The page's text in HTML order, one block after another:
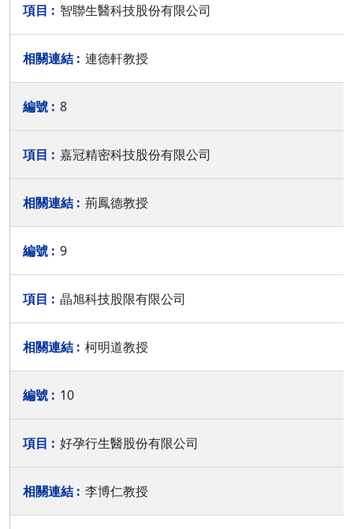
智聯生醫科技股份有限公司
連德軒教授
8
嘉冠精密科技股份有限公司
荊鳳德教授
9
晶旭科技股限有限公司
柯明道教授
10
好孕行生醫股份有限公司
李博仁教授